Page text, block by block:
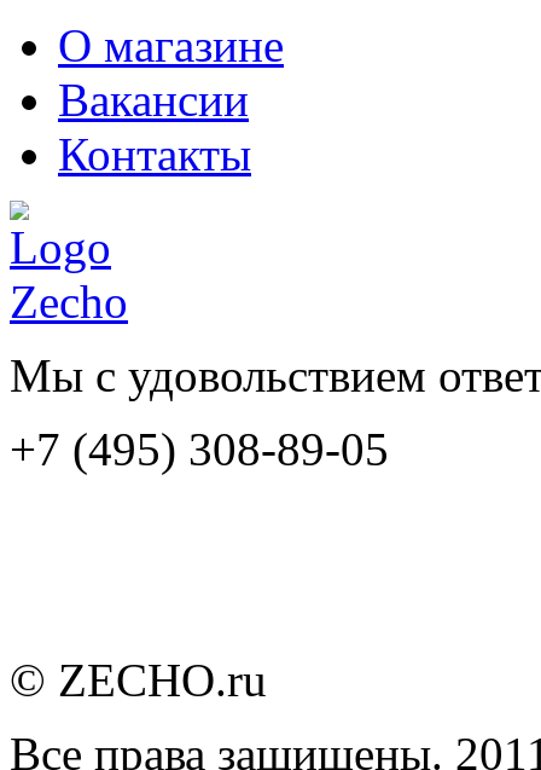
О магазине
Вакансии
Контакты
Мы с удовольствием
+7 (495) 308-89-05
© ZECHO.ru
Все права защищены.